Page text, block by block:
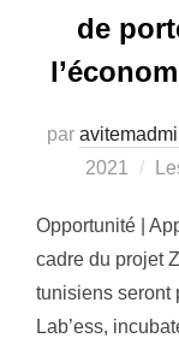
de
par
2021
Opportunité |
cadre du projet
tunisiens seront
Lab’ess,